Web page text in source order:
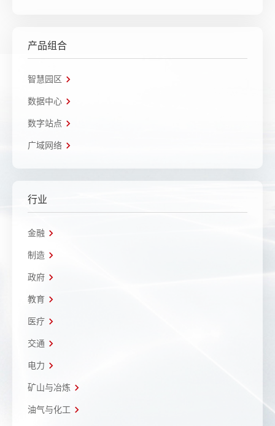
产品组合
智慧园区
数据中心
数字站点
广域网络
行业
金融
制造
政府
教育
医疗
交通
电力
矿山与冶炼
油气与化工